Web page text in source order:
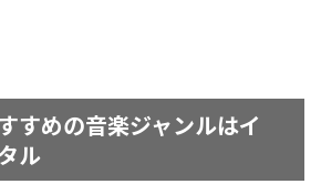
すめの音楽ジャンルはイ
ル